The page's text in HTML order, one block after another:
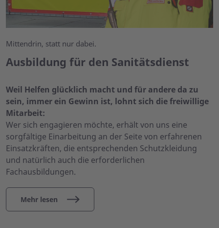
Mittendrin, statt nur dabei.
Ausbildung für den Sanitätsdienst
Weil Helfen glücklich macht und für andere da zu
sein, immer ein Gewinn ist, lohnt sich die freiwillige
Mitarbeit:
Wer sich engagieren möchte, erhält von uns eine
sorgfältige Einarbeitung an der Seite von erfahrenen
Einsatzkräften, die entsprechenden Schutzkleidung
und natürlich auch die erforderlichen
Fachausbildungen.
Mehr lesen